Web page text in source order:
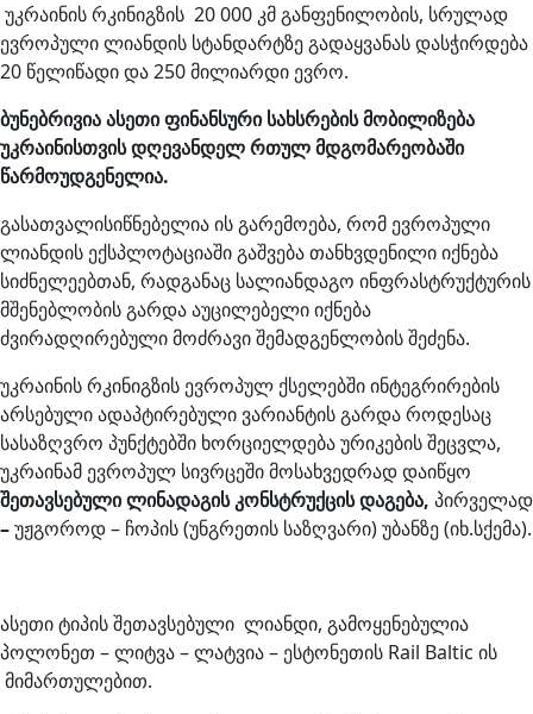
უკრაინის რკინიგზის 20 000 კმ განფენილობის, სრულად
ევროპული ლიანდის სტანდარტზე გადაყვანას დასჭირდება
20 წელიწადი და 250 მილიარდი ევრო.
ბუნებრივია ასეთი ფინანსური სახსრების მობილიზება
უკრაინისთვის დღევანდელ რთულ მდგომარეობაში
წარმოუდგენელია.
გასათვალისიწნებელია ის გარემოება, რომ ევროპული
ლიანდის ექსპლოტაციაში გაშვება თანხვდენილი იქნება
სიძნელეებთან, რადგანაც სალიანდაგო ინფრასტრუქტურის
მშენებლობის გარდა აუცილებელი იქნება
ძვირადღირებული მოძრავი შემადგენლობის შეძენა.
უკრაინის რკინიგზის ევროპულ ქსელებში ინტეგრირების
არსებული ადაპტირებული ვარიანტის გარდა როდესაც
სასაზღვრო პუნქტებში ხორციელდება ურიკების შეცვლა,
უკრაინამ ევროპულ სივრცეში მოსახვედრად დაიწყო
შეთავსებული ლინადაგის კონსტრუქცის დაგება, პირველად
–უჟგოროდ – ჩოპის (უნგრეთის საზღვარი) უბანზე (იხ.სქემა).
ასეთი ტიპის შეთავსებული ლიანდი, გამოყენებულია
პოლონეთ – ლიტვა – ლატვია – ესტონეთის Rail Baltic ის
მიმართულებით.